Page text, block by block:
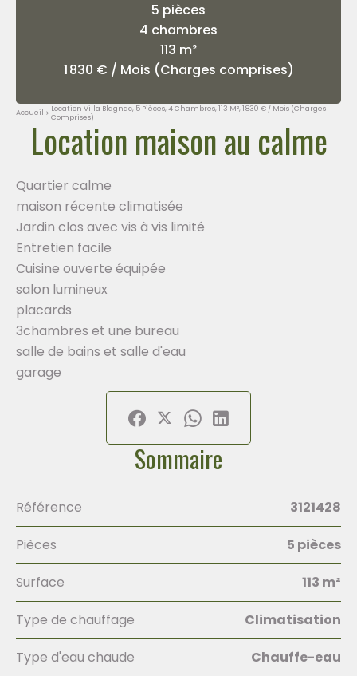
5 pièces
4 chambres
113 m²
1 830 € / Mois (Charges comprises)
Accueil
Location Villa Blagnac, 5 Pièces, 4 Chambres, 113 M², 1 830 € / Mois (Charges
Comprises)
Location maison au calme
Quartier calme
maison récente climatisée
Jardin clos avec vis à vis limité
Entretien facile
Cuisine ouverte équipée
salon lumineux
placards
3chambres et une bureau
salle de bains et salle d'eau
garage
Sommaire
Référence 3121428
Pièces 5 pièces
Surface 113 m²
Type de chauffage Climatisation
Type d'eau chaude Chauffe-eau